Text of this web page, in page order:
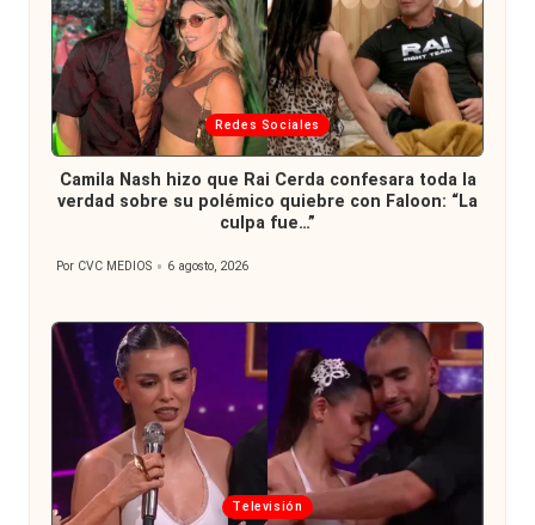
Publicada
en
Redes Sociales
Camila Nash hizo que Rai Cerda confesara toda la
verdad sobre su polémico quiebre con Faloon: “La
culpa fue…”
Publicado
Por CVC MEDIOS 6 agosto, 2026
Publicada
Televisión